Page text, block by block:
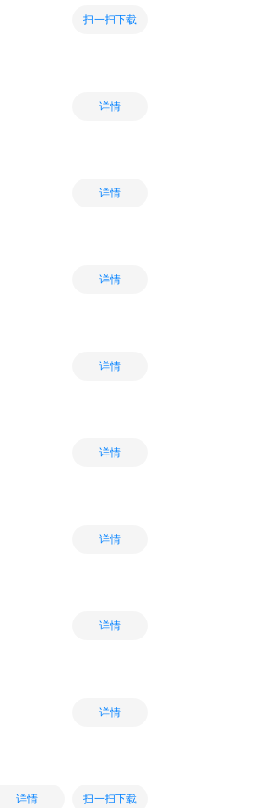
扫一扫下载
详情
详情
详情
详情
详情
详情
详情
详情
详情 扫一扫下载